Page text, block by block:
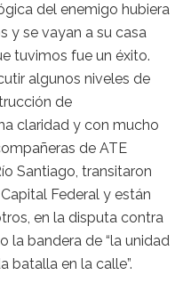
del enemigo hubiera
y se vayan a su casa
tuvimos fue un éxito.
algunos niveles de
de
claridad y con mucho
de ATE
Santiago, transitaron
Federal y están
en la disputa contra
la bandera de “la unidad
batalla en la calle”.